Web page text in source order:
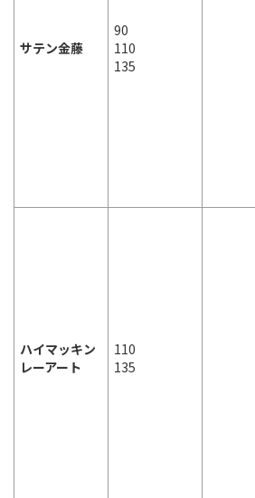
サテン金藤
90
110
135
ハイマッキン
レーアート
110
135